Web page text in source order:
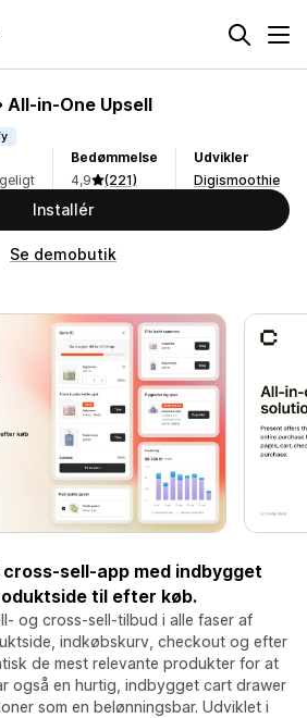
All‑in‑One Upsell
Bedømmelse
4,9
(221)
Udvikler
Digismoothie
Installér
Se demobutik
sell-app med indbygget
til efter køb.
og cross-sell-tilbud i alle faser af
indkøbskurv, checkout og efter
de mest relevante produkter for at
også en hurtig, indbygget cart drawer
som en belønningsbar. Udviklet i